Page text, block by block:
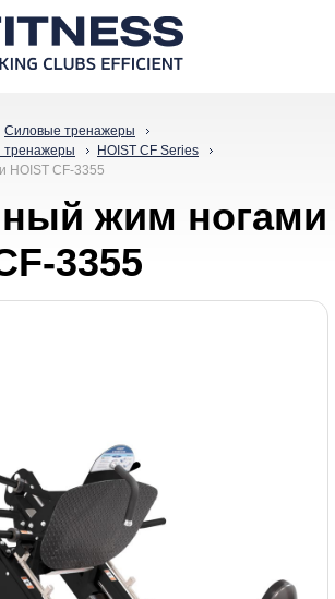
Силовые тренажеры
тренажеры
HOIST CF Series
HOIST CF-3355
жим ногами
3355